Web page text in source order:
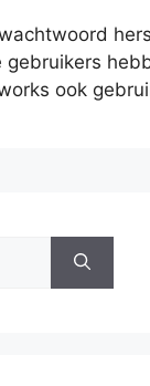
gebruikers
ook